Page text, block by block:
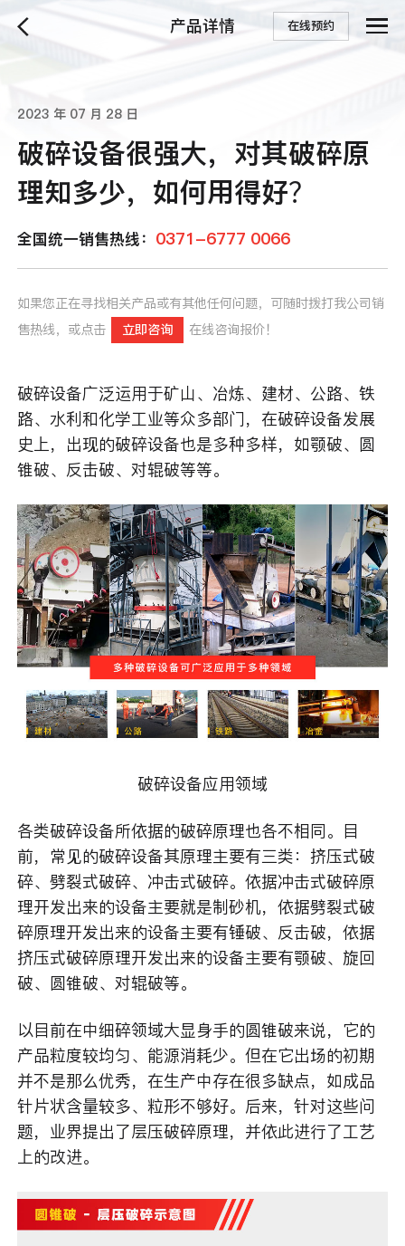
产品详情 在线预约
2023 年 07 月 28 日
破碎设备很强大，对其破碎原
理知多少，如何用得好？
全国统一销售热线： 0371-6777 0066
如果您正在寻找相关产品或有其他任何问题，可随时拨打我公司销
售热线，或点击
立即咨询 在线咨询报价！
破碎设备广泛运用于矿山、冶炼、建材、公路、铁
路、水利和化学工业等众多部门，在破碎设备发展
史上，出现的破碎设备也是多种多样，如颚破、圆
锥破、反击破、对辊破等等。
破碎设备应用领域
各类破碎设备所依据的破碎原理也各不相同。目
前，常见的破碎设备其原理主要有三类：挤压式破
碎、劈裂式破碎、冲击式破碎。依据冲击式破碎原
理开发出来的设备主要就是制砂机，依据劈裂式破
碎原理开发出来的设备主要有锤破、反击破，依据
挤压式破碎原理开发出来的设备主要有颚破、旋回
破、圆锥破、对辊破等。
以目前在中细碎领域大显身手的圆锥破来说，它的
产品粒度较均匀、能源消耗少。但在它出场的初期
并不是那么优秀，在生产中存在很多缺点，如成品
针片状含量较多、粒形不够好。后来，针对这些问
题，业界提出了层压破碎原理，并依此进行了工艺
上的改进。